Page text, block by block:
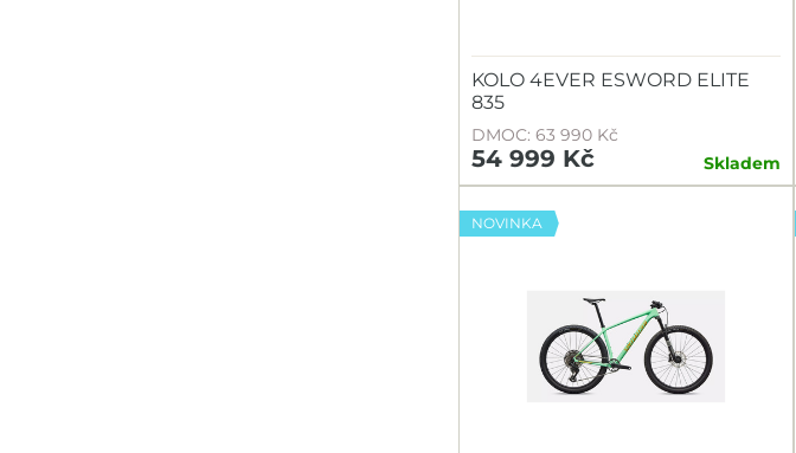
KOLO 4EVER ESWORD ELITE
835
DMOC: 63 990 Kč
54 999 Kč Skladem
NOVINKA